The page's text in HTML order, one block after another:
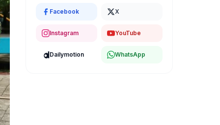
Facebook X
Instagram YouTube
Dailymotion WhatsApp